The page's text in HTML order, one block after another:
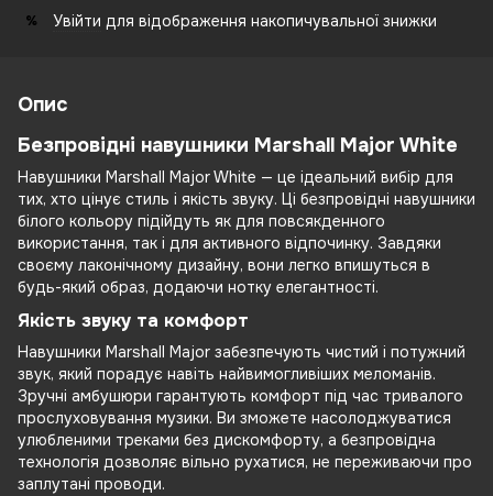
% Увійти для відображення накопичувальної знижки
Опис
Безпровідні навушники Marshall Major White
Навушники Marshall Major White — це ідеальний вибір для
тих, хто цінує стиль і якість звуку. Ці безпровідні навушники
білого кольору підійдуть як для повсякденного
використання, так і для активного відпочинку. Завдяки
своєму лаконічному дизайну, вони легко впишуться в
будь-який образ, додаючи нотку елегантності.
Якість звуку та комфорт
Навушники Marshall Major забезпечують чистий і потужний
звук, який порадує навіть найвимогливіших меломанів.
Зручні амбушюри гарантують комфорт під час тривалого
прослуховування музики. Ви зможете насолоджуватися
улюбленими треками без дискомфорту, а безпровідна
технологія дозволяє вільно рухатися, не переживаючи про
заплутані проводи.